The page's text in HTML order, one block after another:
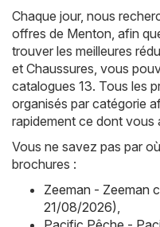
Chaque jour, nous
offres de Menton, afin
trouver les meilleures
et Chaussures, vous
catalogues 13. Tous les
organisés par catégorie
rapidement ce dont vous
Vous ne savez pas par
brochures :
Zeeman - Zeeman
21/08/2026),